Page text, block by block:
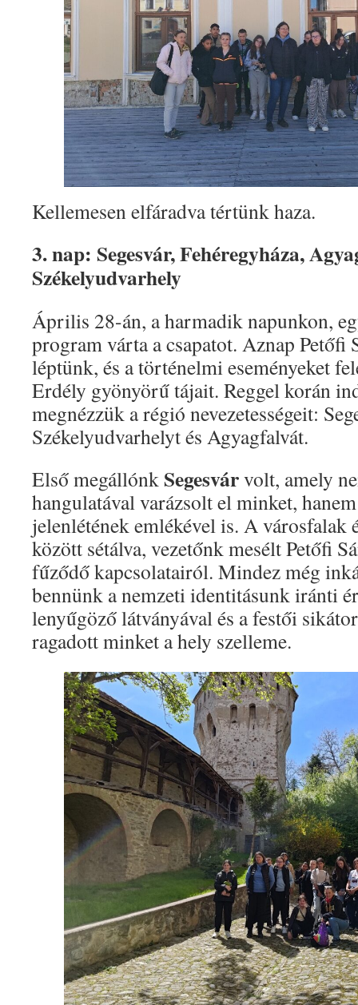
Kellemesen elfáradva tértünk haza.
3. nap: Segesvár, Fehéregyháza,
Székelyudvarhely
Április 28-án, a harmadik napunkon,
program várta a csapatot. Aznap Petőfi
léptünk, és a történelmi eseményeket
Erdély gyönyörű tájait. Reggel korán
megnézzük a régió nevezetességeit:
Székelyudvarhelyt és Agyagfalvát.
Első megállónk Segesvárvolt, amely
hangulatával varázsolt el minket,
jelenlétének emlékével is. A városfalak
között sétálva, vezetőnk mesélt Petőfi
fűződő kapcsolatairól. Mindez még
bennünk a nemzeti identitásunk iránti
lenyűgöző látványával és a festői
ragadott minket a hely szelleme.